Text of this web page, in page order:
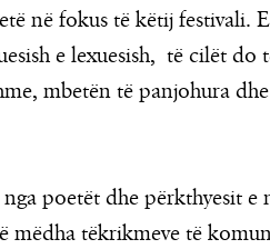
në fokus të këtij festivali.
e lexuesish, të cilët
mbetën të panjohura
poetët dhe përkthyesit e
mëdha tëkrikmeve të